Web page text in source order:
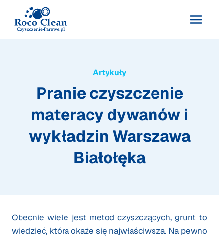
treści
Artykuły
Pranie czyszczenie
materacy dywanów i
wykładzin Warszawa
Białołęka
Obecnie wiele jest metod czyszczących, grunt to
wiedzieć, która okaże się najwłaściwsza. Na pewno